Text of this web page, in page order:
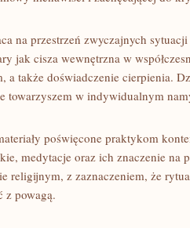
na przestrzeń zwyczajnych
jak cisza wewnętrzna w
także doświadczenie cierpienia.
towarzyszem w indywidualnym
poświęcone praktykom
medytacje oraz ich znaczenie na
religijnym, z zaznaczeniem, że
z powagą.